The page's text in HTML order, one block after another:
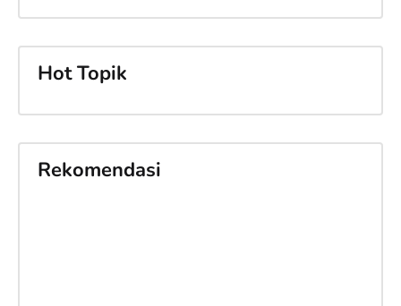
Hot Topik
Rekomendasi